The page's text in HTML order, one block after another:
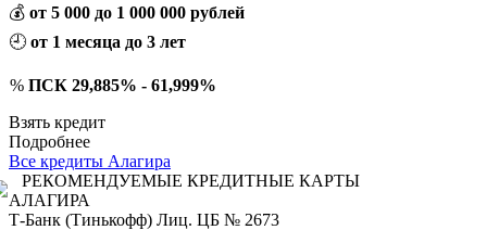
💰 от 5 000 до 1 000 000 рублей
🕘 от 1 месяца до 3 лет
% ПСК 29,885% - 61,999%
Взять кредит
Подробнее
Все кредиты Алагира
РЕКОМЕНДУЕМЫЕ КРЕДИТНЫЕ КАРТЫ
АЛАГИРА
Т-Банк (Тинькофф) Лиц. ЦБ № 2673